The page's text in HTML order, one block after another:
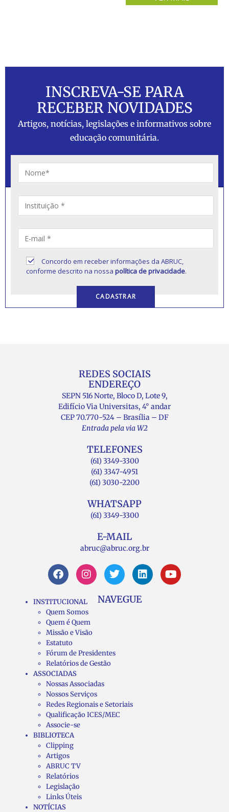
INSCREVA-SE PARA
RECEBER NOVIDADES
Artigos, notícias, legislações e informativos sobre
educação comunitária.
Concordo em receber informações da ABRUC,
conforme descrito na nossapolítica de privacidade.
REDES SOCIAIS
ENDEREÇO
SEPN 516 Norte, Bloco D, Lote 9,
Edifício Via Universitas, 4° andar
CEP 70.770-524 – Brasília – DF
Entrada pela via W2
TELEFONES
(61) 3349-3300
(61) 3347-4951
(61) 3030-2200
WHATSAPP
(61) 3349-3300
E-MAIL
abruc@abruc.org.br
NAVEGUE
INSTITUCIONAL
Quem Somos
Quem é Quem
Missão e Visão
Estatuto
Fórum de Presidentes
Relatórios de Gestão
ASSOCIADAS
Nossas Associadas
Nossos Serviços
Redes Regionais e Setoriais
Qualificação ICES/MEC
Associe-se
BIBLIOTECA
Clipping
Artigos
ABRUC TV
Relatórios
Legislação
Links Úteis
NOTÍCIAS